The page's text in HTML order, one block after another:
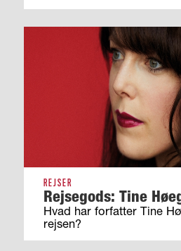
REJSER
Rejsegods: Tine
Hvad har forfatter Tine
rejsen?